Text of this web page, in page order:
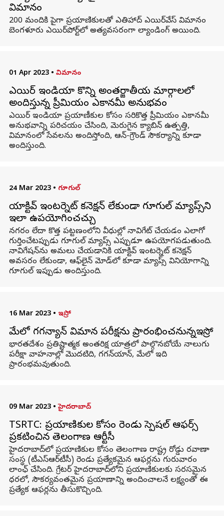
విమానం
200 మందికి పైగా ప్రయాణికులతో ఎతిహాద్ ఎయిర్‌వేస్ విమానం
బెంగళూరు ఎయిర్‌పోర్ట్‌లో అత్యవసరంగా ల్యాండింగ్ అయింది.
01 Apr 2023 • విమానం
ఎయిర్ ఇండియా కొన్ని అంతర్జాతీయ మార్గాలలో
అందిస్తున్న ప్రీమియం ఎకానమీ అనుభవం
ఎయిర్ ఇండియా ప్రయాణీకుల కోసం సరికొత్త ప్రీమియం ఎకానమీ
అనుభవాన్ని పరిచయం చేసింది, మెరుగైన క్యాబిన్ ఉత్పత్తి,
విమానంలో సేవలను అందిస్తోంది, ఆన్-గ్రౌండ్ సౌకర్యాన్ని కూడా
అందిస్తుంది.
24 Mar 2023 • గూగుల్
యాక్టివ్ ఇంటర్నెట్ కనెక్షన్ లేకుండా గూగుల్ మ్యాప్స్‌ని
ఇలా ఉపయోగించచ్చు
నగరం లేదా కొత్త పట్టణంలోని వీధుల్లో నావిగేట్ చేయడం ఎలాగో
గుర్తించేటప్పుడు గూగుల్ మ్యాప్స్ ఎప్పుడూ ఉపయోగపడుతుంది.
నావిగేషన్‌ను అమలు చేయడానికి యాక్టివ్ ఇంటర్నెట్ కనెక్షన్
అవసరం లేకుండా, ఆఫ్‌లైన్ మోడ్‌లో కూడా మ్యాప్స్ వినియోగాన్ని
గూగుల్ ఇప్పుడు అందిస్తుంది.
16 Mar 2023 • ఇస్రో
మేలో గగన్యాన్ విమాన పరీక్షను ప్రారంభించనున్నఇస్రో
భారతదేశం ప్రతిష్టాత్మక అంతరిక్ష యాత్రలో పాల్గొనబోయే నాలుగు
పరీక్షా వాహనాల్లో మొదటిది, గగన్‌యాన్, మేలో ఇది
ప్రారంభమవుతుంది.
09 Mar 2023 • హైదరాబాద్
TSRTC: ప్రయాణికుల కోసం రెండు స్పెషల్ ఆఫర్స్‌
ప్రకటించిన తెలంగాణ ఆర్టీసీ
హైదరాబాద్‌లో ప్రయాణికుల కోసం తెలంగాణ రాష్ట్ర రోడ్డు రవాణా
సంస్థ (టీఎస్ఆర్‌టీసీ) రెండు ప్రత్యేకమైన ఆఫర్లను గురువారం
లాంఛ్ చేసింది. గ్రేటర్ హైదరాబాద్‌లోని ప్రయాణికులకు సరసమైన
ధరలో, సౌకర్యవంతమైన ప్రయాణాన్ని అందించాలనే లక్ష్యంతో ఈ
ప్రత్యేక ఆఫర్లను తీసుకొచ్చింది.